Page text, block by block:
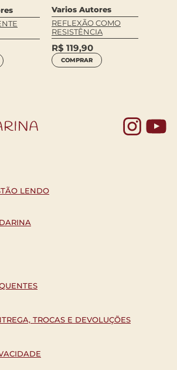
Varios Autores
REFLEXÃO COMO
RESISTÊNCIA
R$ 119,90
COMPRAR
LENDO
TROCAS E DEVOLUÇÕES